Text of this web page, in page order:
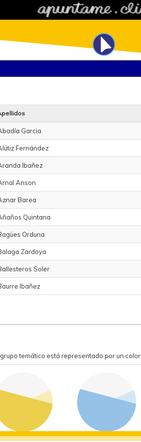
Garcia
Fernández
Ibañez
Anson
Barea
Quintana
Orduna
Zardoya
Soler
Ibañez
temático está representado por un color
competición formación